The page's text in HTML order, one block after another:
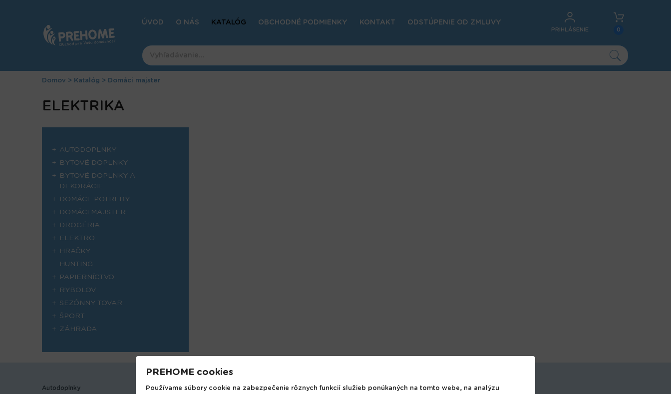
ÚVOD O NÁS KATALÓG OBCHODNÉ PODMIENKY KONTAKT ODSTÚPENIE OD ZMLUVY
0
PRIHLÁSENIE
sa
tu
Domov > Katalóg > Domáci majster
to
ELEKTRIKA
AUTODOPLNKY
BYTOVÉ DOPLNKY
BYTOVÉ DOPLNKY A
DEKORÁCIE
DOMÁCE POTREBY
DOMÁCI MAJSTER
DROGÉRIA
ELEKTRO
HRAČKY
HUNTING
PAPIERNÍCTVO
RYBOLOV
SEZÓNNY TOVAR
ŠPORT
ZÁHRADA
Autodoplnky
Hobbi
Dodanie tovaru
PREHOME cookies
Používame súbory cookie na zabezpečenie rôznych funkcií služieb ponúkaných na tomto webe, na analýzu